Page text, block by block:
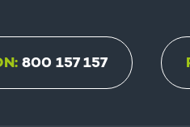
800 157 157